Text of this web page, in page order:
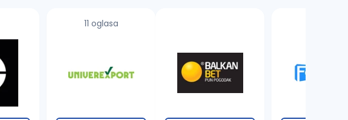
11 oglasa